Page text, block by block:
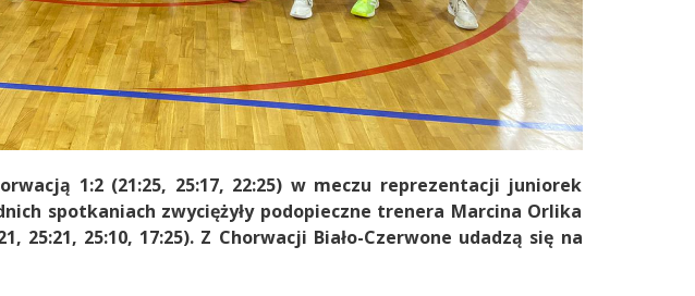
1:2 (21:25, 25:17, 22:25) w meczu reprezentacji juniorek
spotkaniach zwyciężyły podopieczne trenera Marcina Orlika
25:21, 25:10, 17:25). Z Chorwacji Biało-Czerwone udadzą się na